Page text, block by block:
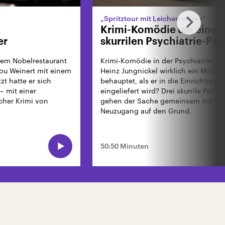
Nobelrestaurant
Weinert mit einem
hatte er sich
mit einer
Krimi von
„Spritztour mit Leichenwagen“
Krimi-Komödie um einen
skurrilen Psychiatrie-
Krimi-Komödie in der Psychiatrie:
Heinz Jungnickel wirklich ein
behauptet, als er in die Einrichtung
eingeliefert wird? Drei skurrile
gehen der Sache gemeinsam mit
Neuzugang auf den Grund.
50:50 Minuten